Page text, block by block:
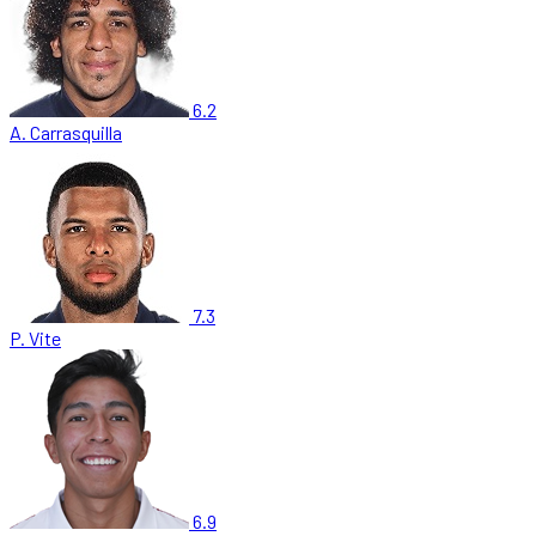
6.2
A. Carrasquilla
7.3
P. Vite
6.9